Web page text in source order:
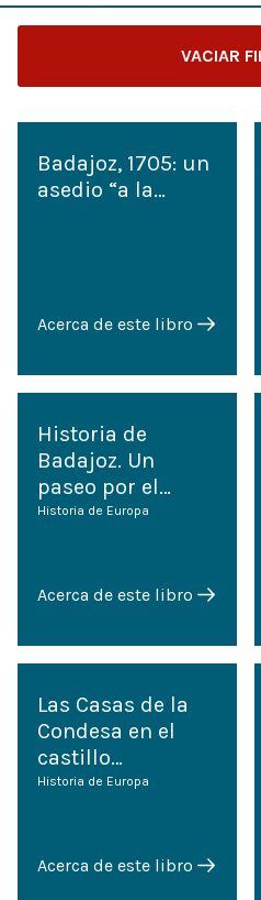
VACIAR
Badajoz, 1705: un
asedio “a la…
Acerca de este libro
Historia de
Badajoz. Un
paseo por el…
Historia de Europa
Acerca de este libro
Las Casas de la
Condesa en el
castillo…
Historia de Europa
Acerca de este libro